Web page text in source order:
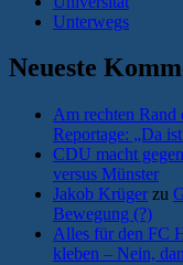
Unterwegs
Neueste
Am rechten
Reportage: „Da
CDU macht
versus Münster
Jakob Krüger zu
Bewegung (?)
Alles für den FC
kleben – Nein,